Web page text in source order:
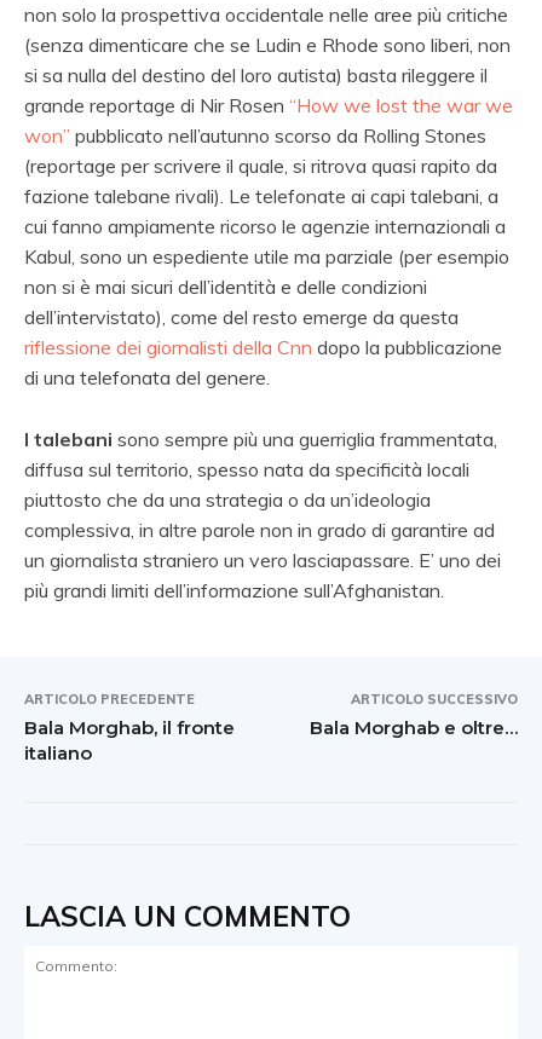
non solo la prospettiva occidentale nelle aree più critiche
(senza dimenticare che se Ludin e Rhode sono liberi, non
si sa nulla del destino del loro autista) basta rileggere il
grande reportage di Nir Rosen “How we lost the war we
won” pubblicato nell’autunno scorso da Rolling Stones
(reportage per scrivere il quale, si ritrova quasi rapito da
fazione talebane rivali). Le telefonate ai capi talebani, a
cui fanno ampiamente ricorso le agenzie internazionali a
Kabul, sono un espediente utile ma parziale (per esempio
non si è mai sicuri dell’identità e delle condizioni
dell’intervistato), come del resto emerge da questa
riflessione dei giornalisti della Cnn dopo la pubblicazione
di una telefonata del genere.
I talebani sono sempre più una guerriglia frammentata,
diffusa sul territorio, spesso nata da specificità locali
piuttosto che da una strategia o da un’ideologia
complessiva, in altre parole non in grado di garantire ad
un giornalista straniero un vero lasciapassare. E’ uno dei
più grandi limiti dell’informazione sull’Afghanistan.
ARTICOLO PRECEDENTE
Bala Morghab, il fronte
italiano
ARTICOLO SUCCESSIVO
Bala Morghab e oltre…
LASCIA UN COMMENTO